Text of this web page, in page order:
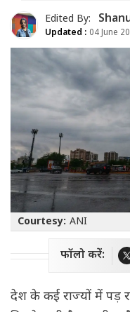
Edited By:
Updated : 04 June
Courtesy: ANI
फॉलो करें:
देश के कई राज्यों में पड़